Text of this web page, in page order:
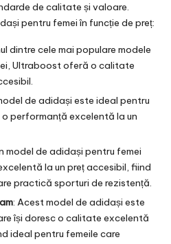
de calitate și valoare.
pentru femei în funcție de preț:
dintre cele mai populare modele
Ultraboost oferă o calitate
de adidași este ideal pentru
o performanță excelentă la un
model de adidași pentru femei
la un preț accesibil, fiind
practică sporturi de rezistență.
: Acest model de adidași este
își doresc o calitate excelentă
ideal pentru femeile care